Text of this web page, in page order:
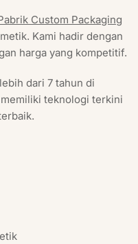
Custom Packaging
Kami hadir dengan
harga yang kompetitif.
dari 7 tahun di
teknologi terkini